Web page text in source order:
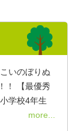
いのぼりぬ
！ 【最優秀
学校4年生
more...